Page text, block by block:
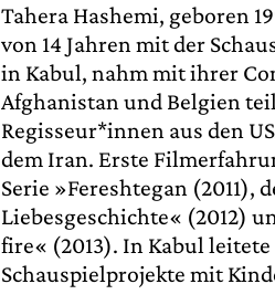
Tahera Hashemi, geboren
von 14 Jahren mit der
in Kabul, nahm mit ihrer
Afghanistan und Belgien
Regisseur*innen aus den
dem Iran. Erste
Serie »Fereshtegan (2011),
Liebesgeschichte« (2012)
fire« (2013). In Kabul
Schauspielprojekte mit